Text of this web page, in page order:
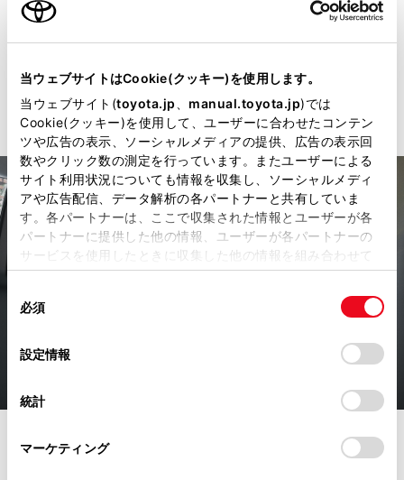
当ウェブサイトはCookie(クッキー)を使用します。
当ウェブサイト(toyota.jp manual.toyota.jp)では
Cookie(クッキー)を使用して、ユーザーに合わせたコンテン
ツや広告の表示、ソーシャルメディアの提供、広告の表示回
数やクリック数の測定を行っています。またユーザーによる
サイト利用状況についても情報を収集し、ソーシャルメディ
アや広告配信、データ解析の各パートナーと共有していま
す。各パートナーは、ここで収集された情報とユーザーが各
パートナーに提供した他の情報、ユーザーが各パートナーの
サービスを使用したときに収集した他の情報を組み合わせて
使用することがあります。当ウェブサイトの使用を続行する
デバイスにすべてのCookie(クッキー)が保存されることに同
意したことになります。Cookie(クッキー)のオプトアウト、
設定の変更、同意を撤回したりするにあたっては、当社の
「Cookie（クッキー）情報の取り扱いについて
」をご覧くだ
必須
設定情報
統計
マーケティング
＊2026年2月現在。
詳細を見る
コネクティッド